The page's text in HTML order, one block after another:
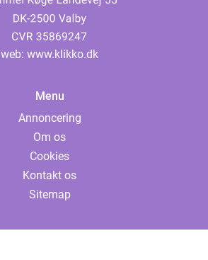
web: www.klikko.dk
Menu
Annoncering
Om os
Cookies
Kontakt os
Sitemap